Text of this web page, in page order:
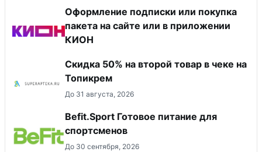
Оформление подписки или покупка
пакета на сайте или в приложении
КИОН
Скидка 50% на второй товар в чеке на
Топикрем
До 31 августа, 2026
Befit.Sport Готовое питание для
спортсменов
До 30 сентября, 2026